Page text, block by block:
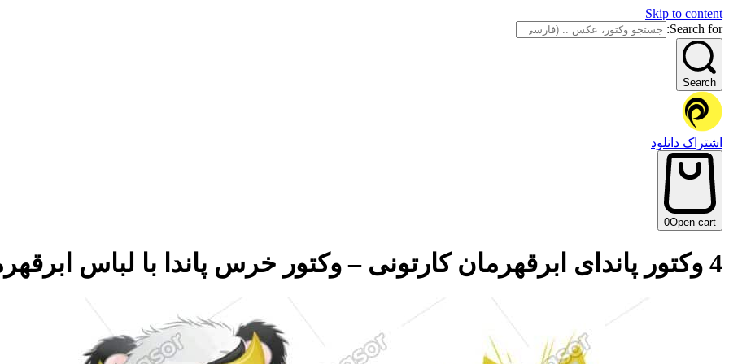
Skip to content
Search for:
Search
اشتراک دانلود
0Open cart
4 وکتور پاندای ابرقهرمان کارتونی – وکتور خرس پاندا با لباس ابرقهرمانان